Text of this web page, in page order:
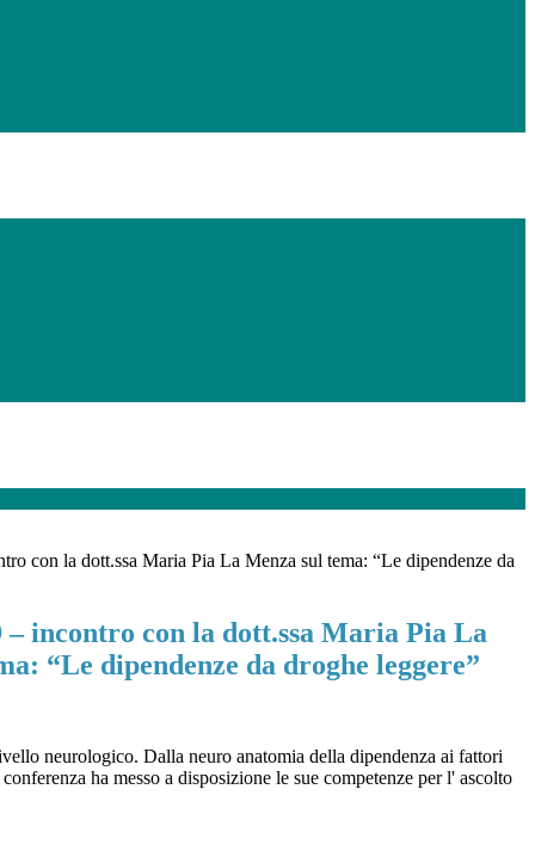
con la dott.ssa Maria Pia La Menza sul tema: “Le dipendenze da
– incontro con la dott.ssa Maria Pia La
“Le dipendenze da droghe leggere”
neurologico. Dalla neuro anatomia della dipendenza ai fattori
ha messo a disposizione le sue competenze per l' ascolto